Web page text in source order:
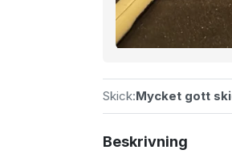
Skick:Mycket gott
Beskrivning